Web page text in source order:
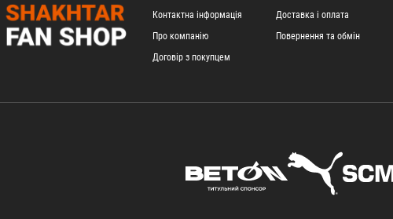
Контактна інформація
Про компанію
Договір з покупцем
Доставка і оплата
Повернення та обмін